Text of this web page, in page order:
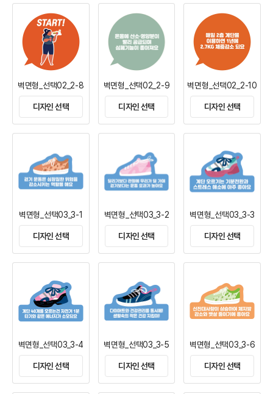
벽면형_선택02_2-8
디자인 선택
벽면형_선택02_2-9
디자인 선택
벽면형_선택02_2-10
디자인 선택
벽면형_선택03_3-1
디자인 선택
벽면형_선택03_3-2
디자인 선택
벽면형_선택03_3-3
디자인 선택
벽면형_선택03_3-4
디자인 선택
벽면형_선택03_3-5
디자인 선택
벽면형_선택03_3-6
디자인 선택